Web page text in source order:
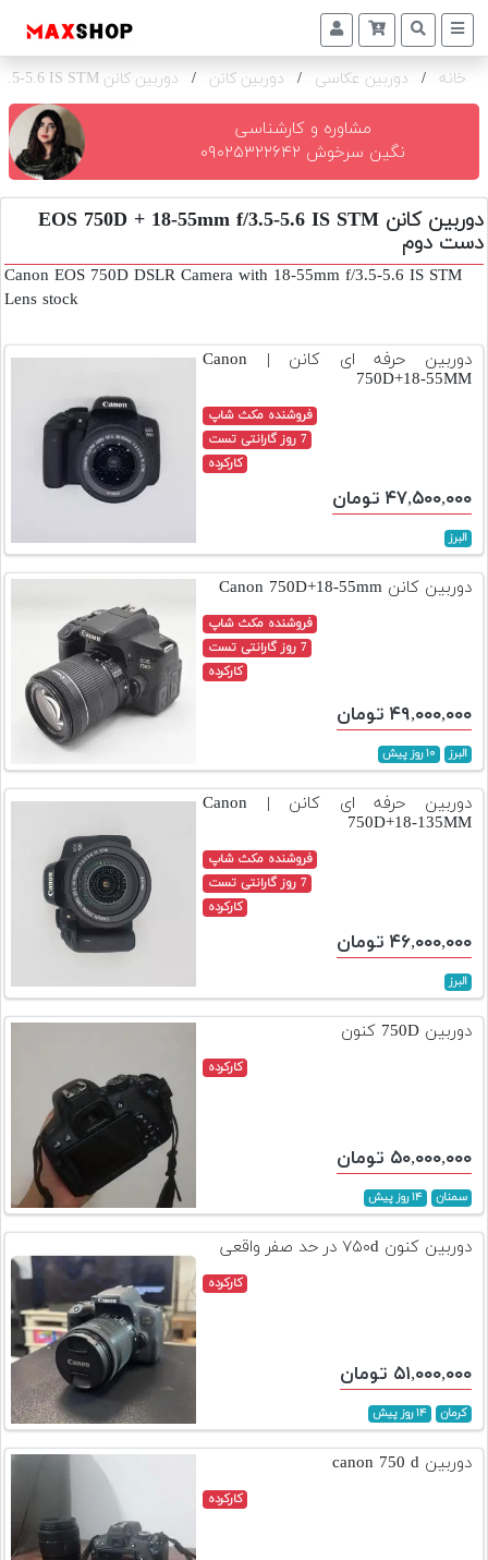
دوربین
و
تجهیزات
و
اکسسوری
بازار
خرید
اقساطی
تجهیزات
مکث
پلاس
لیست
قیمت
دوربین
بله
خانه / دوربین عکاسی / دوربین کانن / دوربین کانن EOS 750D + 18-55mm f/3.5-5.6 IS STM
مشاوره و کارشناسی
نگین سرخوش ۰۹۰۲۵۳۲۲۶۴۲
دوربین کانن EOS 750D + 18-55mm f/3.5-5.6 IS STM
دست دوم
Canon EOS 750D DSLR Camera with 18-55mm f/3.5-5.6 IS STM
Lens stock
دوربین حرفه ای کانن | Canon
750D+18-55MM
فروشنده مکث شاپ
7 روز گارانتی تست
کارکرده
۴۷,۵۰۰,۰۰۰ تومان
البرز
دوربین کانن Canon 750D+18-55mm
فروشنده مکث شاپ
7 روز گارانتی تست
کارکرده
۴۹,۰۰۰,۰۰۰ تومان
البرز ۱۰ روز پیش
دوربین حرفه ای کانن | Canon
750D+18-135MM
فروشنده مکث شاپ
7 روز گارانتی تست
کارکرده
۴۶,۰۰۰,۰۰۰ تومان
البرز
دوربین 750D کنون
کارکرده
۵۰,۰۰۰,۰۰۰ تومان
سمنان ۱۴ روز پیش
دوربین کنون ۷۵۰d در حد صفر واقعی
کارکرده
۵۱,۰۰۰,۰۰۰ تومان
کرمان ۱۴ روز پیش
دوربین canon 750 d
کارکرده